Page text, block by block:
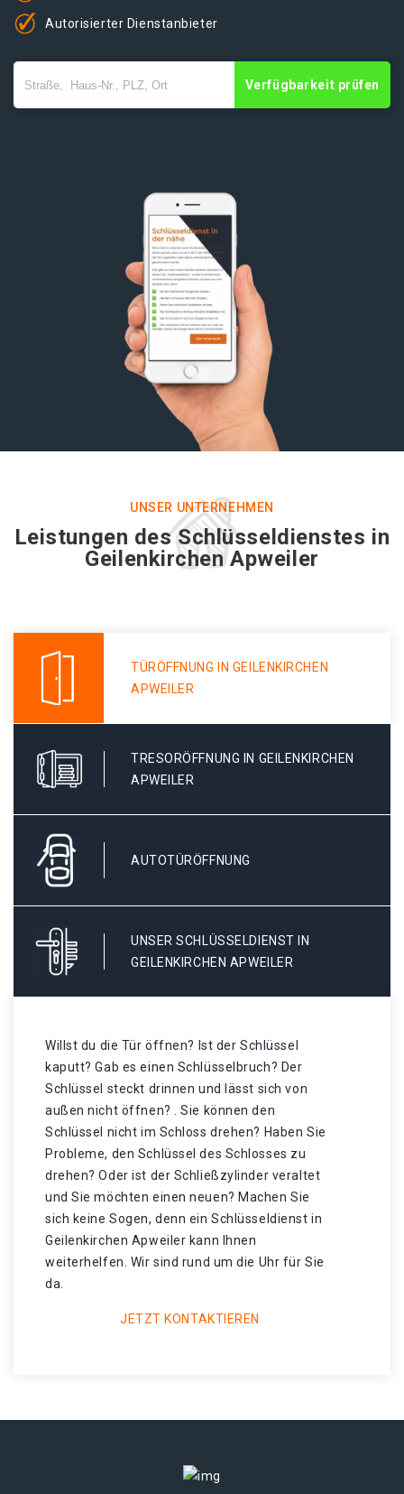
Autorisierter Dienstanbieter
Verfügbarkeit prüfen
UNSER UNTERNEHMEN
Leistungen des Schlüsseldienstes in
Geilenkirchen Apweiler
TÜRÖFFNUNG IN GEILENKIRCHEN
APWEILER
TRESORÖFFNUNG IN GEILENKIRCHEN
APWEILER
AUTOTÜRÖFFNUNG
UNSER SCHLÜSSELDIENST IN
GEILENKIRCHEN APWEILER
Willst du die Tür öffnen? Ist der Schlüssel
kaputt? Gab es einen Schlüsselbruch? Der
Schlüssel steckt drinnen und lässt sich von
außen nicht öffnen? . Sie können den
Schlüssel nicht im Schloss drehen? Haben Sie
Probleme, den Schlüssel des Schlosses zu
drehen? Oder ist der Schließzylinder veraltet
und Sie möchten einen neuen? Machen Sie
sich keine Sogen, denn ein Schlüsseldienst in
Geilenkirchen Apweiler kann Ihnen
weiterhelfen. Wir sind rund um die Uhr für Sie
da.
JETZT KONTAKTIEREN